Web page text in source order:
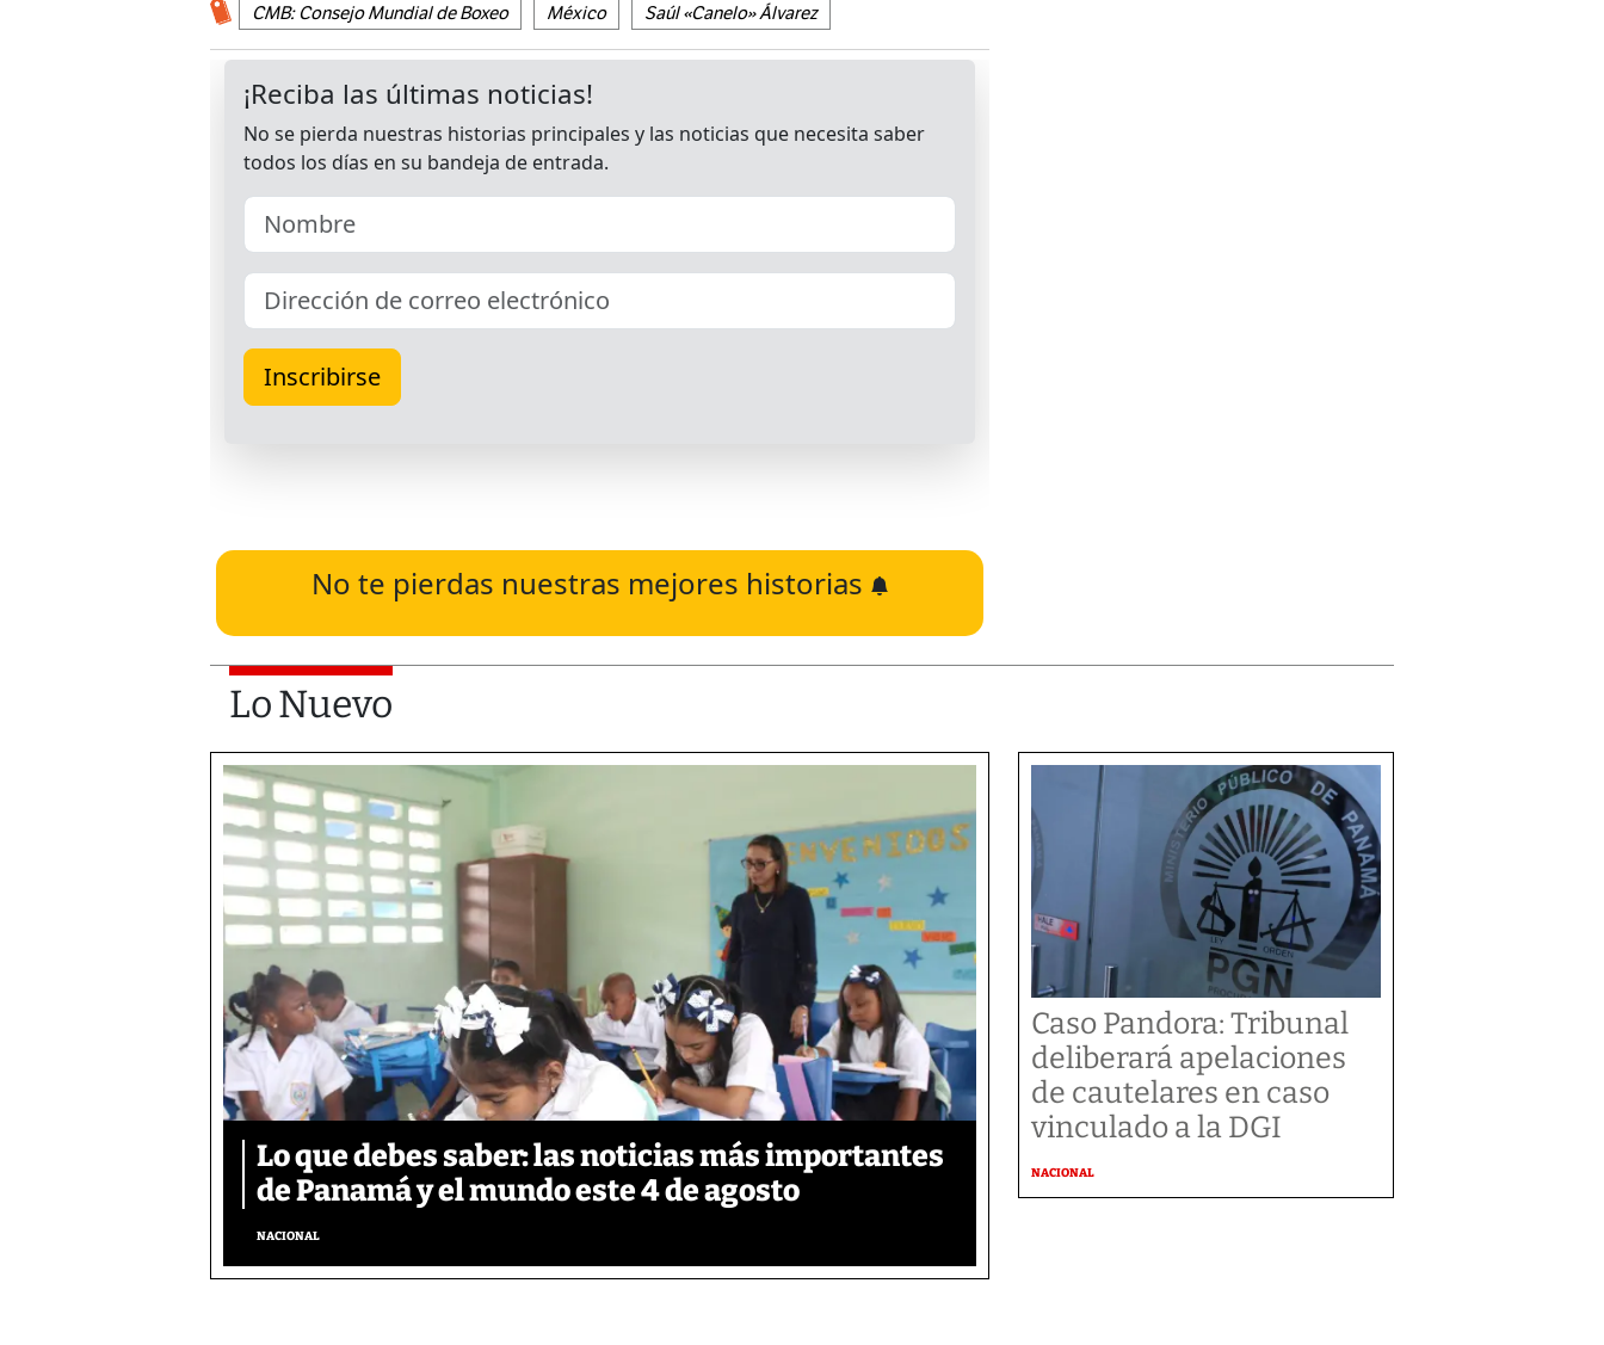
CMB: Consejo Mundial de Boxeo México Saúl «Canelo» Álvarez
No te pierdas nuestras mejores historias
Lo Nuevo
Lo que debes saber: las noticias más importantes
de Panamá y el mundo este 4 de agosto
NACIONAL
Caso Pandora: Tribunal
deliberará apelaciones
de cautelares en caso
vinculado a la DGI
NACIONAL